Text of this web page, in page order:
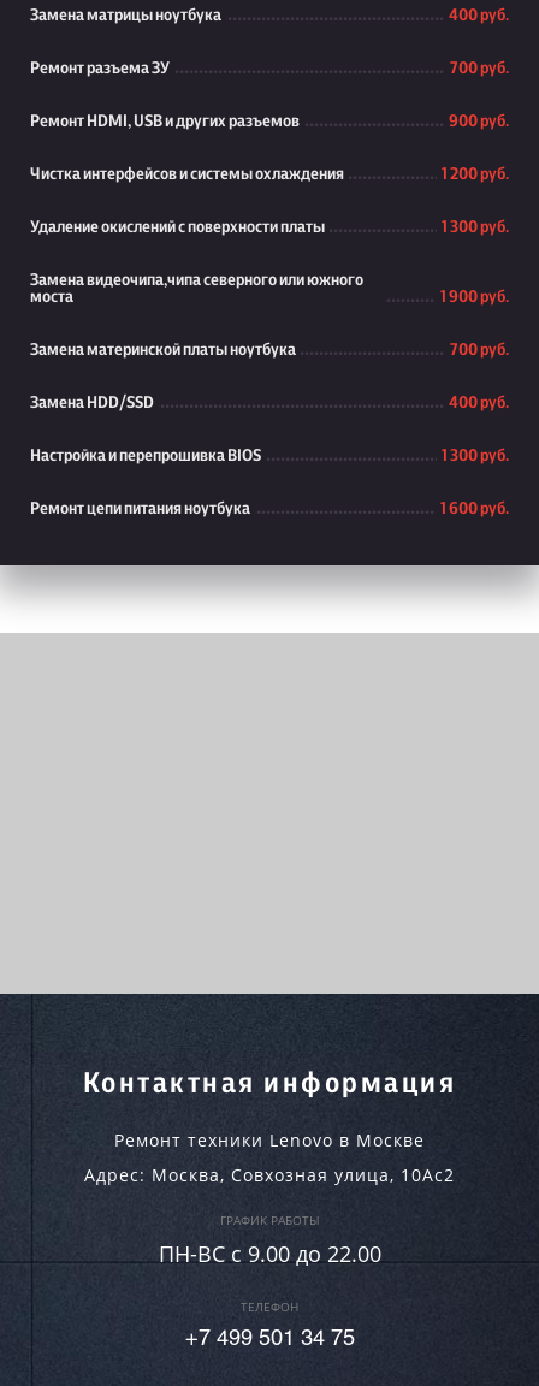
Замена матрицы ноутбука 400 руб.
Ремонт разъема ЗУ 700 руб.
Ремонт HDMI, USB и других разъемов 900 руб.
Чистка интерфейсов и системы охлаждения 1 200 руб.
Удаление окислений с поверхности платы 1 300 руб.
Замена видеочипа,чипа северного или южного
моста
1 900 руб.
Замена материнской платы ноутбука 700 руб.
Замена HDD/SSD 400 руб.
Настройка и перепрошивка BIOS 1 300 руб.
Ремонт цепи питания ноутбука 1 600 руб.
Контактная информация
Ремонт техники Lenovo в Москве
Адрес: Москва, Совхозная улица, 10Ас2
ГРАФИК РАБОТЫ
ПН-ВC c 9.00 до 22.00
ТЕЛЕФОН
+7 499 501 34 75